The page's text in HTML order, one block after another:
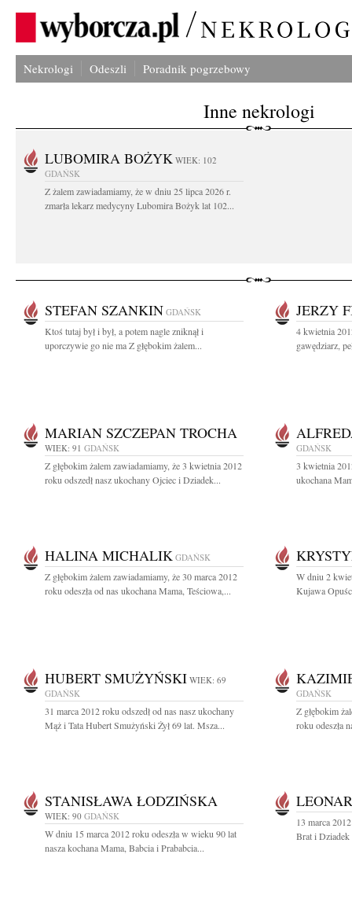
Nekrologi Odeszli Poradnik pogrzebowy
Inne nekrologi
LUBOMIRA BOŻYK WIEK: 102
GDAŃSK
Z żalem zawiadamiamy, że w dniu 25 lipca 2026 r.
zmarła lekarz medycyny Lubomira Bożyk lat 102...
STEFAN SZANKIN GDAŃSK
Ktoś tutaj był i był, a potem nagle zniknął i
uporczywie go nie ma Z głębokim żalem...
JERZY
4 kwietnia
gawędziarz,
MARIAN SZCZEPAN TROCHA
WIEK: 91 GDAŃSK
Z głębokim żalem zawiadamiamy, że 3 kwietnia 2012
roku odszedł nasz ukochany Ojciec i Dziadek...
GDAŃSK
3 kwietnia
ukochana
HALINA MICHALIK GDAŃSK
Z głębokim żalem zawiadamiamy, że 30 marca 2012
roku odeszła od nas ukochana Mama, Teściowa,...
W dniu 2
Kujawa
HUBERT SMUŻYŃSKI WIEK: 69
GDAŃSK
31 marca 2012 roku odszedł od nas nasz ukochany
Mąż i Tata Hubert Smużyński Żył 69 lat. Msza...
GDAŃSK
Z głębokim
roku odeszła
STANISŁAWA ŁODZIŃSKA
WIEK: 90 GDAŃSK
W dniu 15 marca 2012 roku odeszła w wieku 90 lat
nasza kochana Mama, Babcia i Prababcia...
13 marca
Brat i